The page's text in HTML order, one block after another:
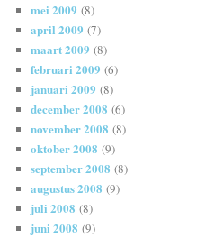
mei 2009 (8)
april 2009 (7)
maart 2009 (8)
februari 2009 (6)
januari 2009 (8)
december 2008 (6)
november 2008 (8)
oktober 2008 (9)
september 2008 (8)
augustus 2008 (9)
juli 2008 (8)
juni 2008 (9)